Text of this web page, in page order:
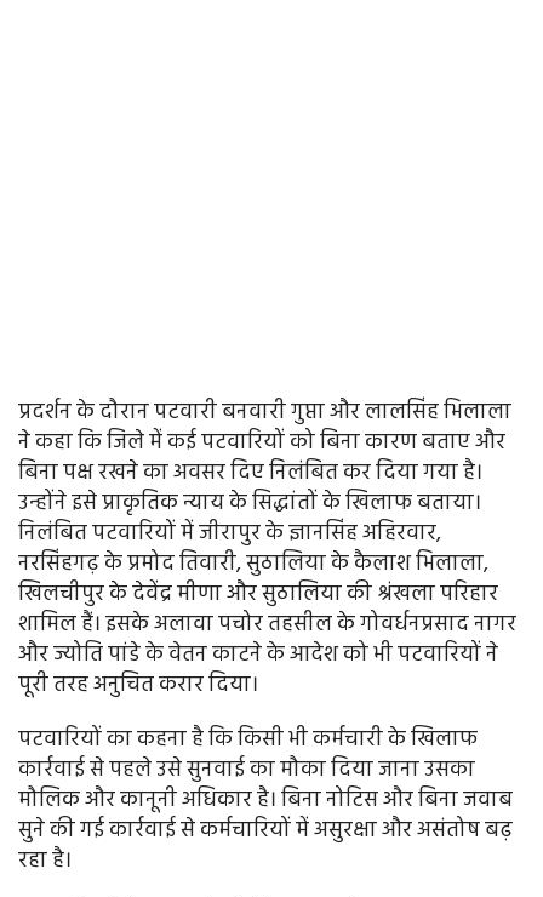
प्रदर्शन के दौरान पटवारी बनवारी गुप्ता और लालसिंह भिलाला
ने कहा कि जिले में कई पटवारियों को बिना कारण बताए और
बिना पक्ष रखने का अवसर दिए निलंबित कर दिया गया है।
उन्होंने इसे प्राकृतिक न्याय के सिद्धांतों के खिलाफ बताया।
निलंबित पटवारियों में जीरापुर के ज्ञानसिंह अहिरवार,
नरसिंहगढ़ के प्रमोद तिवारी, सुठालिया के कैलाश भिलाला,
खिलचीपुर के देवेंद्र मीणा और सुठालिया की श्रंखला परिहार
शामिल हैं। इसके अलावा पचोर तहसील के गोवर्धनप्रसाद नागर
और ज्योति पांडे के वेतन काटने के आदेश को भी पटवारियों ने
पूरी तरह अनुचित करार दिया।
पटवारियों का कहना है कि किसी भी कर्मचारी के खिलाफ
कार्रवाई से पहले उसे सुनवाई का मौका दिया जाना उसका
मौलिक और कानूनी अधिकार है। बिना नोटिस और बिना जवाब
सुने की गई कार्रवाई से कर्मचारियों में असुरक्षा और असंतोष बढ़
रहा है।